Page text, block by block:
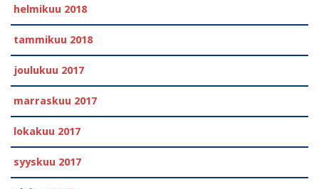
helmikuu 2018
tammikuu 2018
joulukuu 2017
marraskuu 2017
lokakuu 2017
syyskuu 2017